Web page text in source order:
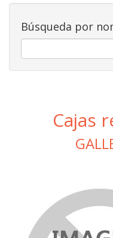
Búsqueda por
Cajas